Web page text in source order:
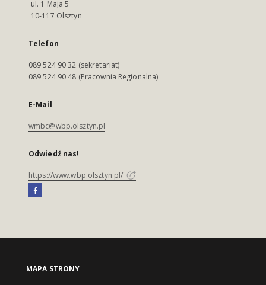
ul. 1 Maja 5
10-117 Olsztyn
Telefon
089 524 90 32 (sekretariat)
089 524 90 48 (Pracownia Regionalna)
E-Mail
wmbc@wbp.olsztyn.pl
Odwiedź nas!
https://www.wbp.olsztyn.pl/
MAPA STRONY